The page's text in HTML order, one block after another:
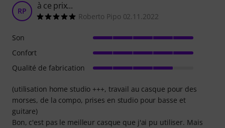
RP à ce prix...
Roberto Pipo 02.11.2022
(utilisation home studio +++, travail au casque pour des
morses, de la compo, prises en studio pour basse et
guitare)
Bon, c'est pas le meilleur casque que j'ai pu utiliser. Mais
Son
Confort
Qualité de fabrication